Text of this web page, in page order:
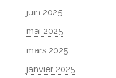
juin 2025
mai 2025
mars 2025
janvier 2025